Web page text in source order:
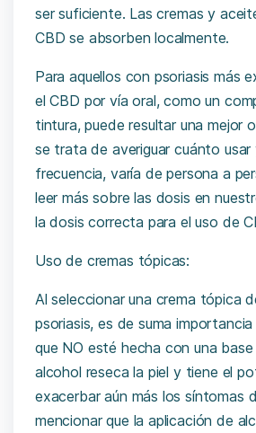
ser suficiente. Las cremas y
CBD se absorben localmente.
Para aquellos con psoriasis más
el CBD por vía oral, como un
tintura, puede resultar una mejor
se trata de averiguar cuánto usar
frecuencia, varía de persona a
leer más sobre las dosis en
la dosis correcta para el uso de
Uso de cremas tópicas:
Al seleccionar una crema tópica
psoriasis, es de suma
que NO esté hecha con una
alcohol reseca la piel y tiene el
exacerbar aún más los síntomas
mencionar que la aplicación de